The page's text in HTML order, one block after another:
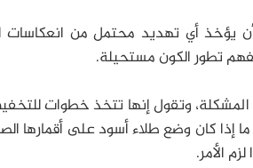
أي تهديد محتمل من انعكاسات
تطور الكون مستحيلة.
وتقول إنها تتخذ خطوات
إذا كان وضع طلاء أسود على أقمارها
الأمر.